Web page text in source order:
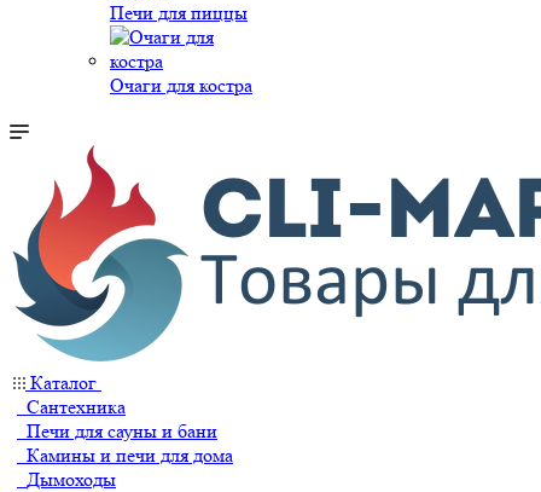
Печи для пиццы
Очаги для костра
Каталог
Сантехника
Печи для сауны и бани
Камины и печи для дома
Дымоходы